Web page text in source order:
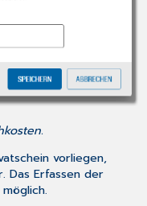
vorliegen,
Das Erfassen der